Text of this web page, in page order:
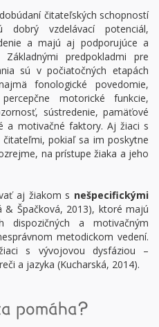
čitateľských schopností
vzdelávací potenciál,
a majú aj podporujúce a
predpokladmi pre
sú v počiatočných etapách
fonologické povedomie,
motorické funkcie,
sústredenie, pamäťové
a motivačné faktory. Aj žiaci s
pokiaľ sa im poskytne
na prístupe žiaka a jeho
aj žiakom s nešpecifickými
& Špačková, 2013), ktoré majú
dispozičných a motivačným
metodickom vedení.
s vývojovou dysfáziou –
a jazyka (Kucharská, 2014).
pomáha?